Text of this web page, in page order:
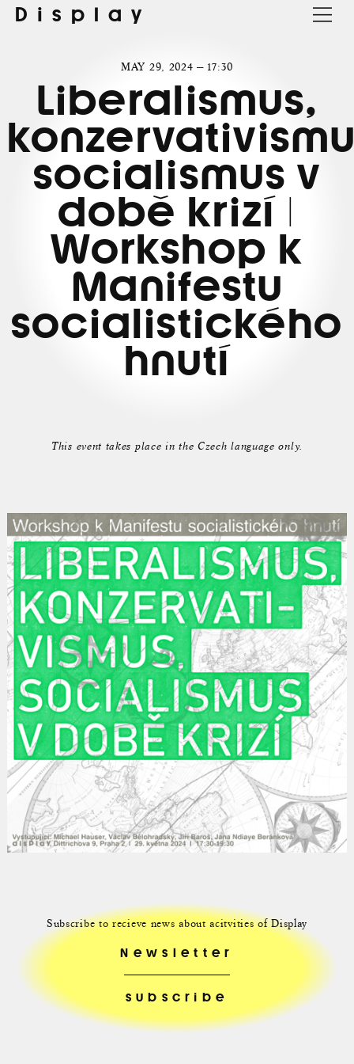
Display
MAY 29, 2024 — 17:30
Liberalismus,
socialismus v
době krizí |
Workshop k
Manifestu
socialistického
hnutí
This event takes place in the Czech language only.
Subscribe to recieve news about acitvities of Display
Newsletter